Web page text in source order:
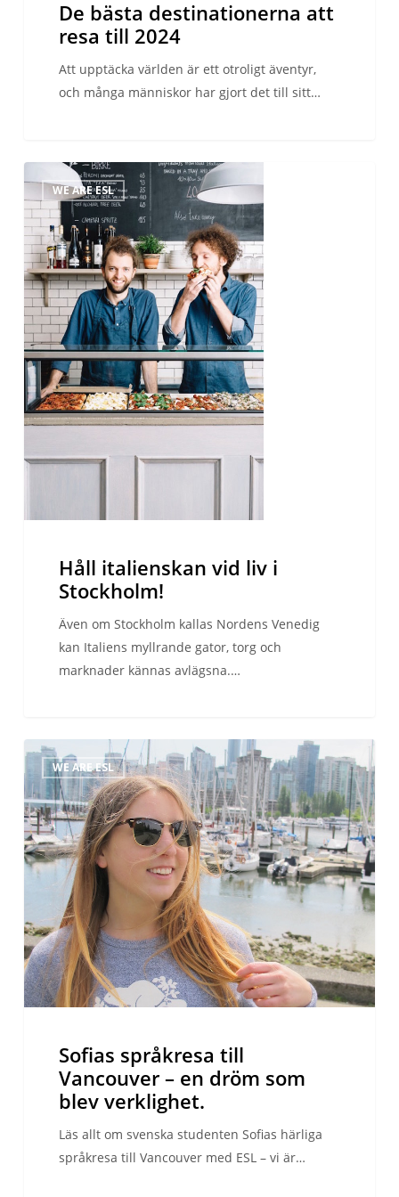
De bästa destinationerna att
resa till 2024
Att upptäcka världen är ett otroligt äventyr,
och många människor har gjort det till sitt…
italienskan
vid
liv
i
Stockholm!
WE ARE ESL
Håll italienskan vid liv i
Stockholm!
Även om Stockholm kallas Nordens Venedig
kan Italiens myllrande gator, torg och
marknader kännas avlägsna.…
Sofias
språkresa
till
Vancouver
–
en
dröm
blev
verklighet.
WE ARE ESL
Sofias språkresa till
Vancouver – en dröm som
blev verklighet.
Läs allt om svenska studenten Sofias härliga
språkresa till Vancouver med ESL – vi är…